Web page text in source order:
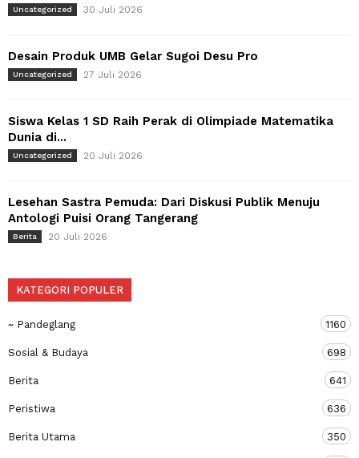
Uncategorized 30 Juli 2026
Desain Produk UMB Gelar Sugoi Desu Pro
Uncategorized 27 Juli 2026
Siswa Kelas 1 SD Raih Perak di Olimpiade Matematika
Dunia di...
Uncategorized 20 Juli 2026
Lesehan Sastra Pemuda: Dari Diskusi Publik Menuju
Antologi Puisi Orang Tangerang
Berita 20 Juli 2026
KATEGORI POPULER
~ Pandeglang 1160
Sosial & Budaya 698
Berita 641
Peristiwa 636
Berita Utama 350